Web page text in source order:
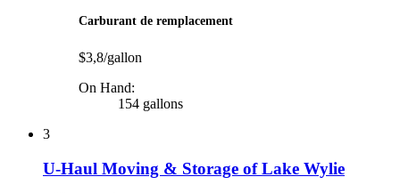
Carburant de remplacement
$3,8/gallon
On Hand:
154 gallons
3
U-Haul Moving & Storage of Lake Wylie